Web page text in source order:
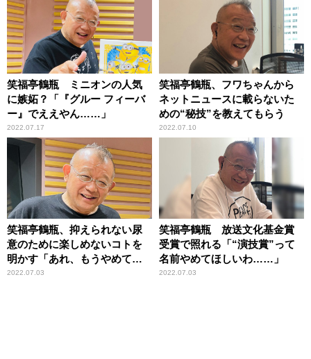
笑福亭鶴瓶 ミニオンの人気
に嫉妬？「『グルー フィーバ
ー』でええやん……」
2022.07.17
笑福亭鶴瓶、フワちゃんから
ネットニュースに載らないた
めの“秘技”を教えてもらう
2022.07.10
笑福亭鶴瓶、抑えられない尿
意のために楽しめないコトを
明かす「あれ、もうやめてほ
しい……」
2022.07.03
笑福亭鶴瓶 放送文化基金賞
受賞で照れる「“演技賞”って
名前やめてほしいわ……」
2022.07.03